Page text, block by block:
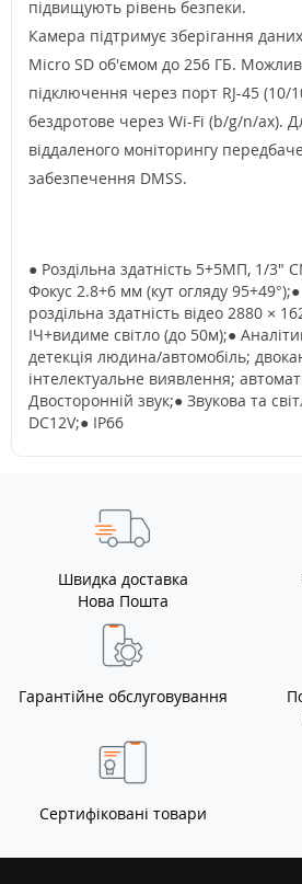
підвищують рівень безпеки.
Камера підтримує зберігання
Micro SD об'ємом до 256 ГБ.
підключення через порт RJ-45 (10/
бездротове через Wi-Fi (b/g/n/ax).
віддаленого моніторингу
забезпечення DMSS.
● Роздільна здатність 5+5МП, 1/3"
Фокус 2.8+6 мм (кут огляду
роздільна здатність відео 2880 ×
ІЧ+видиме світло (до 50м);●
детекція людина/автомобіль;
інтелектуальне виявлення;
Двосторонній звук;● Звукова та
DC12V;● IP66
Швидка доставка
Нова Пошта
Гарантійне обслуговування
Сертифіковані товари